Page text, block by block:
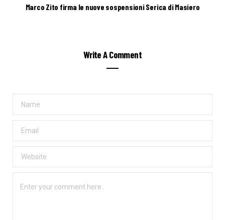
Marco Zito firma le nuove sospensioni Serica di Masiero
Write A Comment